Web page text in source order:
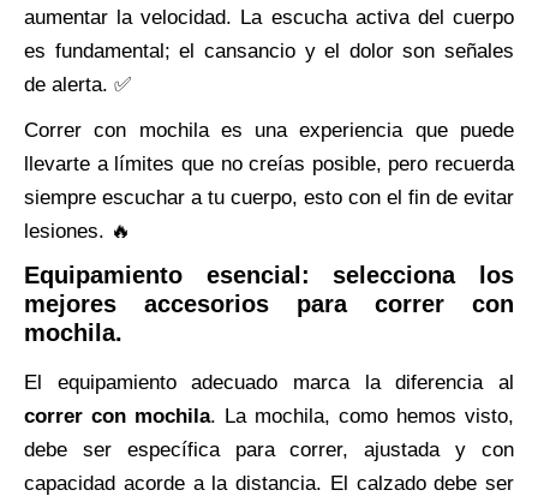
aumentar la velocidad. La escucha activa del cuerpo
es fundamental; el cansancio y el dolor son señales
de alerta. ✅
Correr con mochila es una experiencia que puede
llevarte a límites que no creías posible, pero recuerda
siempre escuchar a tu cuerpo, esto con el fin de evitar
lesiones. 🔥
Equipamiento esencial: selecciona los
mejores accesorios para correr con
mochila.
El equipamiento adecuado marca la diferencia al
correr con mochila. La mochila, como hemos visto,
debe ser específica para correr, ajustada y con
capacidad acorde a la distancia. El calzado debe ser